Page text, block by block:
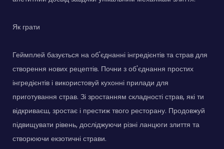
Як грати
Геймплей базується на об'єднанні інгредієнтів та страв для
створення нових рецептів. Почни з об'єднання простих
інгредієнтів і використовуй кухонні прилади для
приготування страв. Зі зростанням складності страв, які ти
відкриваєш, зростає і престиж твого ресторану. Продовжуй
підвищувати рівень, досліджуючи різні ланцюги злиття та
створюючи екзотичні страви.